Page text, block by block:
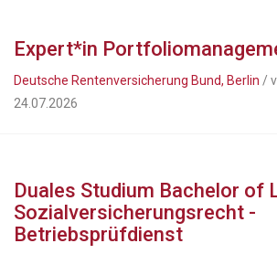
Expert*in
Deutsche Rentenversicherung Bund, Berlin /
24.07.2026
Duales Studium Bachelor of
Sozialversicherungsrecht -
Betriebsprüfdienst